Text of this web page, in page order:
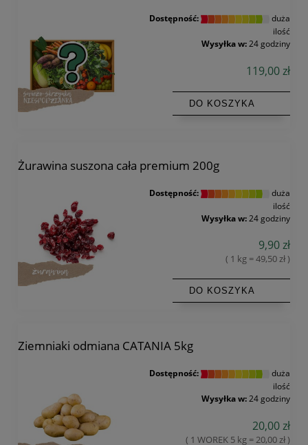
Dostępność:
duża
ilość
Wysyłka w:24 godziny
119,00 zł
DO KOSZYKA
Żurawina suszona cała premium 200g
Dostępność:
duża
ilość
Wysyłka w: 24 godziny
9,90 zł
( 1 kg = 49,50 zł )
DO KOSZYKA
Ziemniaki odmiana CATANIA 5kg
Dostępność:
duża
ilość
Wysyłka w:24 godziny
20,00 zł
( 1 WOREK 5 kg = 20,00 zł )